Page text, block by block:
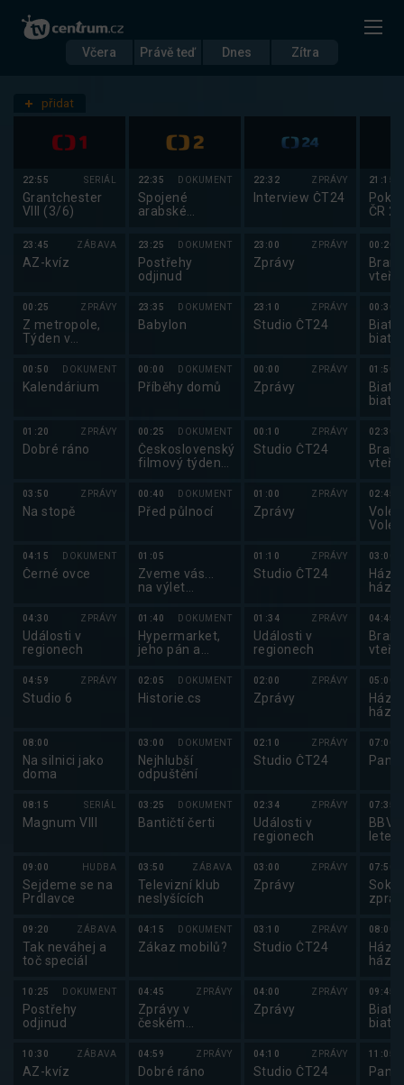
Včera Právě teď Dnes Zítra
Nastavení stanic
přidat
22:55 SERIÁL
Grantchester
VIII (3/6)
23:45 ZÁBAVA
AZ-kvíz
00:25 ZPRÁVY
Z metropole,
Týden v
00:50 DOKUMENT
Kalendárium
01:20 ZPRÁVY
Dobré ráno
03:50 ZPRÁVY
Na stopě
04:15 DOKUMENT
Černé ovce
04:30 ZPRÁVY
Události v
regionech
04:59 ZPRÁVY
Studio 6
08:00
Na silnici jako
doma
08:15 SERIÁL
Magnum VIII
09:00 HUDBA
Sejdeme se na
Prdlavce
09:20 ZÁBAVA
Tak neváhej a
toč speciál
10:25 DOKUMENT
Postřehy
odjinud
10:30 ZÁBAVA
AZ-kvíz
22:35 DOKUMENT
Spojené
arabské
výšky
23:25 DOKUMENT
Postřehy
odjinud
23:35 DOKUMENT
Babylon
00:00 DOKUMENT
Příběhy domů
00:25 DOKUMENT
Československý
filmový týdeník
(1594/2379)
00:40 DOKUMENT
Před půlnocí
01:05
Zveme vás...
na výlet
01:40 DOKUMENT
Hypermarket,
jeho pán a
02:05 DOKUMENT
Historie.cs
03:00 DOKUMENT
Nejhlubší
odpuštění
03:25 DOKUMENT
Bantičtí čerti
03:50 ZÁBAVA
Televizní klub
neslyšících
04:15 DOKUMENT
Zákaz mobilů?
04:45 ZPRÁVY
Zprávy v
českém
jazyce
04:59 ZPRÁVY
Dobré ráno
22:32 ZPRÁVY
Interview ČT24
23:00 ZPRÁVY
Zprávy
23:10 ZPRÁVY
Studio ČT24
00:00 ZPRÁVY
Zprávy
00:10 ZPRÁVY
Studio ČT24
01:00 ZPRÁVY
Zprávy
01:10 ZPRÁVY
Studio ČT24
01:34 ZPRÁVY
Události v
regionech
02:00 ZPRÁVY
Zprávy
02:10 ZPRÁVY
Studio ČT24
02:34 ZPRÁVY
Události v
regionech
03:00 ZPRÁVY
Zprávy
03:10 ZPRÁVY
Studio ČT24
04:00 ZPRÁVY
Zprávy
04:10 ZPRÁVY
Studio ČT24
21:15
ČR
00:20
00:30
01:50
02:30
02:45
03:00
04:45
05:00
07:00
07:35
BBV
07:50
08:00
09:45
11:05